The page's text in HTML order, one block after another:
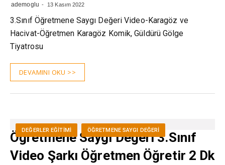
ademoglu 13 Kasım 2022
3.Sınıf Öğretmene Saygı Değeri Video-Karagöz ve
Hacivat-Öğretmen Karagöz Komik, Güldürü Gölge
Tiyatrosu
DEVAMINI OKU >>
DEĞERLER EĞITIMI ÖĞRETMENE SAYGI DEĞERI
Öğretmene Saygı Değeri 3.Sınıf
Video Şarkı Öğretmen Öğretir 2 Dk